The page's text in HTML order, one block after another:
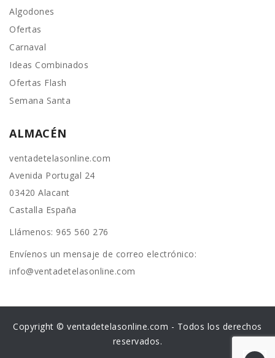
Algodones
Ofertas
Carnaval
Ideas Combinados
Ofertas Flash
Semana Santa
ALMACÉN
ventadetelasonline.com
Avenida Portugal 24
03420 Alacant
Castalla España
Llámenos: 965 560 276
Envíenos un mensaje de correo electrónico:
info@ventadetelasonline.com
Copyright © ventadetelasonline.com - Todos los derechos
reservados.